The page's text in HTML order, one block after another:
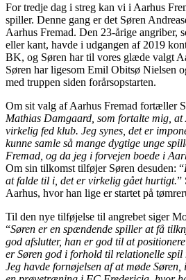
For tredje dag i streg kan vi i Aarhus
spiller. Denne gang er det Søren
Aarhus Fremad. Den 23-årige angriber,
eller kant, havde i udgangen af 2019
BK, og Søren har til vores glæde valgt
Søren har ligesom Emil Obitsø Nielsen
med truppen siden forårsopstarten.
Om sit valg af Aarhus Fremad fortæller
Mathias Damgaard, som fortalte mig,
virkelig fed klub. Jeg synes, det er
kunne samle så mange dygtige unge
Fremad, og da jeg i forvejen boede i
Om sin tilkomst tilføjer Søren desuden: “
at falde til i, det er virkelig gået hurtigt.”
Aarhus, hvor han lige er startet på
Til den nye tilføjelse til angrebet siger
“Søren er en spændende spiller at få
god afslutter, han er god til at
er Søren god i forhold til relationelle spil
Jeg havde fornøjelsen af at møde